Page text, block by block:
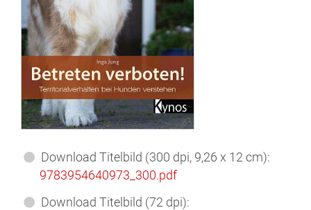
Download Titelbild (300 dpi, 9,26 x 12 cm):
9783954640973_300.pdf
Download Titelbild (72 dpi):